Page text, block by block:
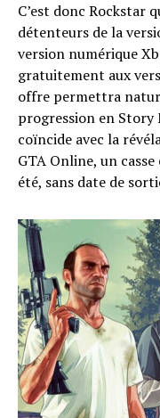
C’est donc Rockstar
détenteurs de la
version numérique
gratuitement aux
offre permettra
progression en Story
coïncide avec la
GTA Online, un
été, sans date de